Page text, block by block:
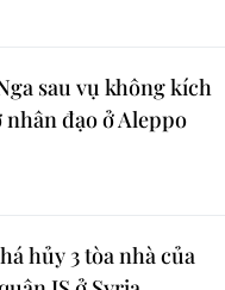
sau vụ không kích
đạo ở Aleppo
hủy 3 tòa nhà của